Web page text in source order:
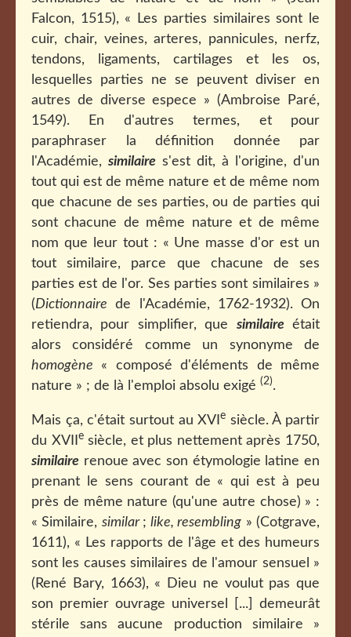
Falcon, 1515), « Les parties similaires sont le
cuir, chair, veines, arteres, pannicules, nerfz,
tendons, ligaments, cartilages et les os,
lesquelles parties ne se peuvent diviser en
autres de diverse espece » (Ambroise Paré,
1549). En d'autres termes, et pour
paraphraser la définition donnée par
l'Académie, similaire s'est dit, à l'origine, d'un
tout qui est de même nature et de même nom
que chacune de ses parties, ou de parties qui
sont chacune de même nature et de même
nom que leur tout : « Une masse d'or est un
tout similaire, parce que chacune de ses
parties est de l'or. Ses parties sont similaires »
(Dictionnaire de l'Académie, 1762-1932). On
retiendra, pour simplifier, que similaireétait
alors considéré comme un synonyme de
homogène « composé d'éléments de même
nature » ; de là l'emploi absolu exigé (2).
Mais ça, c'était surtout au XVIe siècle. À partir
du XVII
esiècle, et plus nettement après 1750,
similaire renoue avec son étymologie latine en
prenant le sens courant de « qui est à peu
près de même nature (qu'une autre chose) » :
« Similaire, similar ; like, resembling » (Cotgrave,
1611), « Les rapports de l'âge et des humeurs
sont les causes similaires de l'amour sensuel »
(René Bary, 1663), « Dieu ne voulut pas que
son premier ouvrage universel [...] demeurât
stérile sans aucune production similaire »